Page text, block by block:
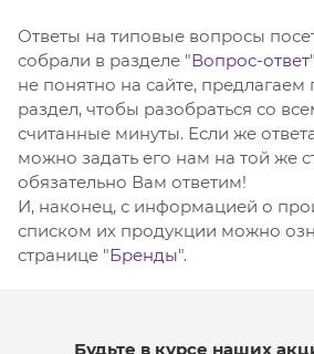
Ответы на типовые вопросы
собрали в разделе "Вопрос-ответ
не понятно на сайте, предлагаем
раздел, чтобы разобраться со
считанные минуты. Если же
можно задать его нам на той же
обязательно Вам ответим!
И, наконец, с информацией о
списком их продукции можно
странице "Бренды".
Будьте в курсе наших